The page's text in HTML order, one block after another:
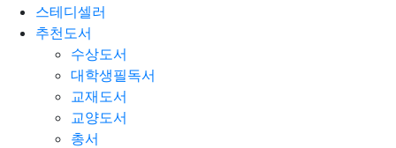
스테디셀러
추천도서
수상도서
대학생필독서
교재도서
교양도서
총서